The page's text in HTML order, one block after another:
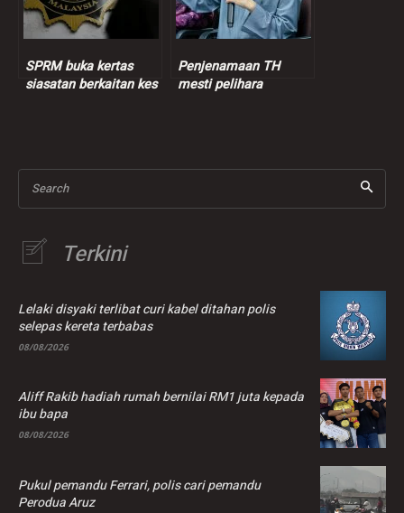
SPRM buka kertas
siasatan berkaitan kes
Penjenamaan TH
mesti pelihara
Search
Terkini
Lelaki disyaki terlibat curi kabel ditahan polis
selepas kereta terbabas
08/08/2026
Aliff Rakib hadiah rumah bernilai RM1 juta kepada
ibu bapa
08/08/2026
Pukul pemandu Ferrari, polis cari pemandu
Perodua Aruz